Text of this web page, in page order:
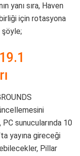
yanı sıra, Haven
için rotasyona
şöyle;
sunucularında 10
yayına gireceği
Pillar